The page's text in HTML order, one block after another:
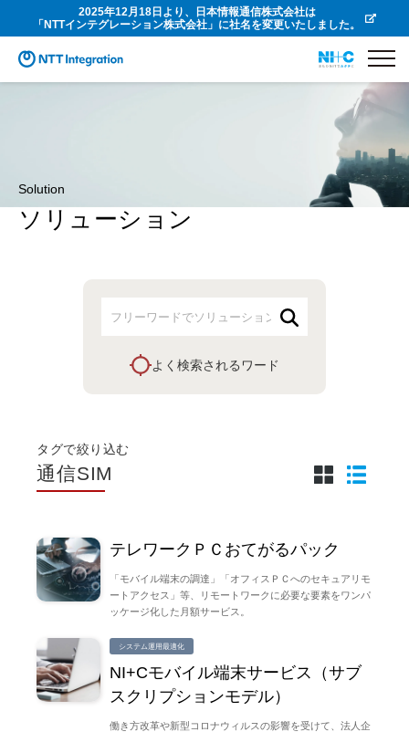
2025年12月18日より、日本情報通信株式会社は
「NTTインテグレーション株式会社」に社名を変更いたしました。
Solution
ソリューション
よく検索されるワード
タグで絞り込む
通信SIM
テレワークＰＣおてがるパック
「モバイル端末の調達」「オフィスＰＣへのセキュアリモ
ートアクセス」等、リモートワークに必要な要素をワンパ
ッケージ化した月額サービス。
システム運用最適化
NI+Cモバイル端末サービス（サブ
スクリプションモデル）
働き方改革や新型コロナウィルスの影響を受けて、法人企